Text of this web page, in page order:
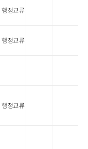
행정교류
행정교류
행정교류